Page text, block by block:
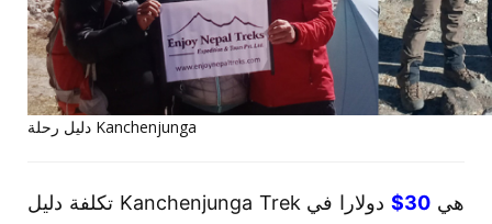
دليل رحلة Kanchenjunga
تكلفة دليل Kanchenjunga Trek هي 30$
دولارا في